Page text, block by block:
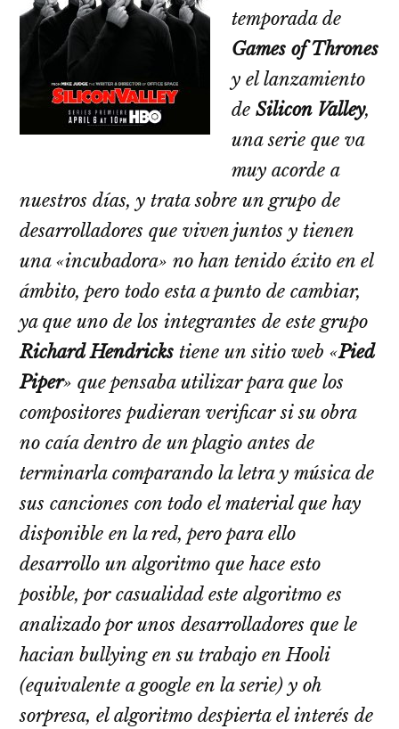
temporada de
Games of Thrones
y el lanzamiento
deSilicon Valley,
una serie que va
muy acorde a
nuestros días, y trata sobre un grupo de
desarrolladores que viven juntos y tienen
una «incubadora» no han tenido éxito en el
ámbito, pero todo esta a punto de cambiar,
ya que uno de los integrantes de este grupo
Richard Hendricks tiene un sitio web «Pied
Piper» que pensaba utilizar para que los
compositores pudieran verificar si su obra
no caía dentro de un plagio antes de
terminarla comparando la letra y música de
sus canciones con todo el material que hay
disponible en la red, pero para ello
desarrollo un algoritmo que hace esto
posible, por casualidad este algoritmo es
analizado por unos desarrolladores que le
hacian bullying en su trabajo en Hooli
(equivalente a google en la serie) y oh
sorpresa, el algoritmo despierta el interés de